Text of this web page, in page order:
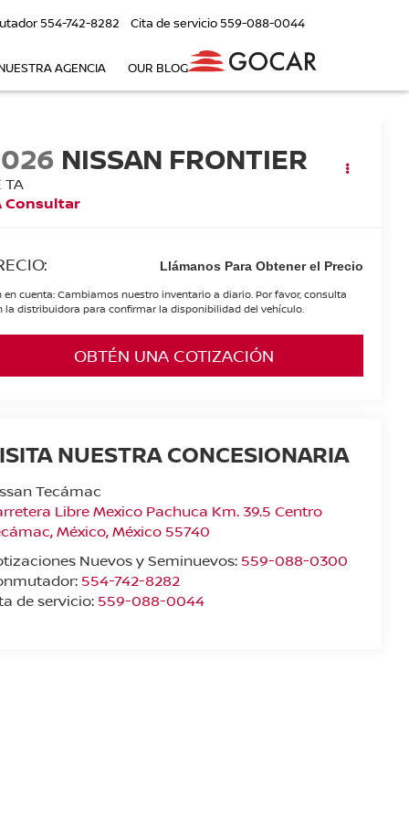
554-742-8282 Cita de servicio559-088-0044
AGENCIA OUR BLOG
NISSAN FRONTIER
TA
Consultar
Llámanos Para Obtener el Precio
en cuenta: Cambiamos nuestro inventario a diario. Por favor, consulta
la distribuidora para confirmar la disponibilidad del vehículo.
OBTÉN UNA COTIZACIÓN
NUESTRA CONCESIONARIA
Tecámac
Libre Mexico Pachuca Km. 39.5 Centro
,México, México 55740
Nuevos y Seminuevos: 559-088-0300
554-742-8282
de servicio: 559-088-0044